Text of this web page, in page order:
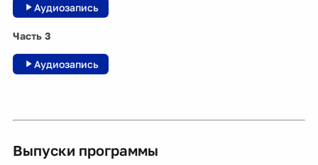
Аудиозапись
Часть 3
Аудиозапись
Выпуски программы